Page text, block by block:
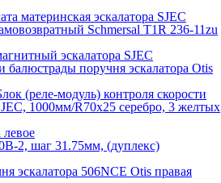
материнская эскалатора SJEC
Schmersal T1R 236-11zu
эскалатора SJEC
поручня эскалатора Otis
(реле-модуль) контроля скорости
1000мм/R70x25 серебро, 3 желтых
левое
2, шаг 31.75мм, (дуплекс)
эскалатора 506NCE Otis правая